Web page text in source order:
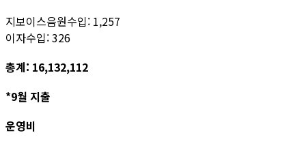
지보이스음원수입: 1,257
이자수입: 326
총계: 16,132,112
*9월 지출
운영비